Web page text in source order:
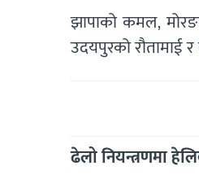
झापाको कमल,
उदयपुरको रौतामाई
ढेलो नियन्त्रणमा